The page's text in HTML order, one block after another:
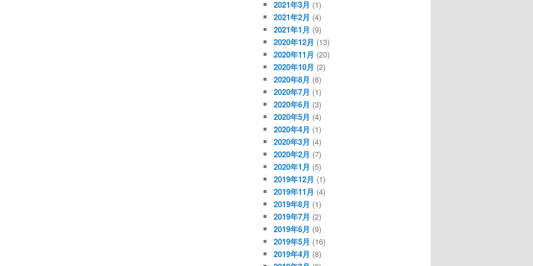
2021年3月 (1)
2021年2月 (4)
2021年1月 (9)
2020年12月 (13)
2020年11月 (20)
2020年10月 (2)
2020年8月 (8)
2020年7月 (1)
2020年6月 (3)
2020年5月 (4)
2020年4月 (1)
2020年3月 (4)
2020年2月 (7)
2020年1月 (5)
2019年12月 (1)
2019年11月 (4)
2019年8月 (1)
2019年7月 (2)
2019年6月 (9)
2019年5月 (16)
2019年4月 (8)